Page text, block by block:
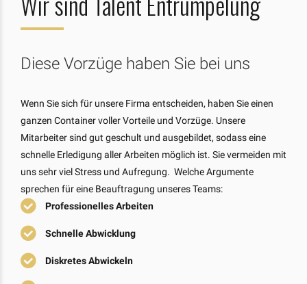
Diese Vorzüge haben Sie bei uns
Wenn Sie sich für unsere Firma entscheiden, haben Sie einen
ganzen Container voller Vorteile und Vorzüge. Unsere
Mitarbeiter sind gut geschult und ausgebildet, sodass eine
schnelle Erledigung aller Arbeiten möglich ist. Sie vermeiden mit
uns sehr viel Stress und Aufregung. Welche Argumente
sprechen für eine Beauftragung unseres Teams:
Professionelles Arbeiten
Schnelle Abwicklung
Diskretes Abwickeln